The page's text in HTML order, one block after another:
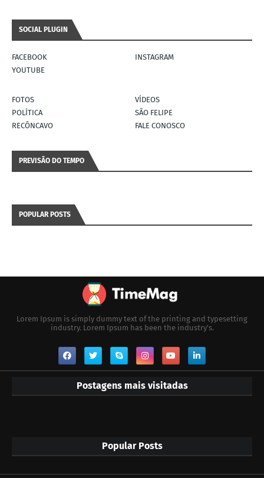
SOCIAL PLUGIN
FACEBOOK
INSTAGRAM
YOUTUBE
FOTOS
VÍDEOS
POLÍTICA
SÃO FELIPE
RECÔNCAVO
FALE CONOSCO
PREVISÃO DO TEMPO
POPULAR POSTS
Lorem Ipsum is simply dummy text of the printing and typesetting
industry. Lorem Ipsum has been the industry's.
Postagens mais visitadas
Popular Posts